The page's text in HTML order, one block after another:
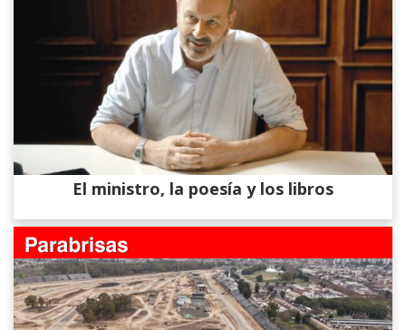
El ministro, la poesía y los libros